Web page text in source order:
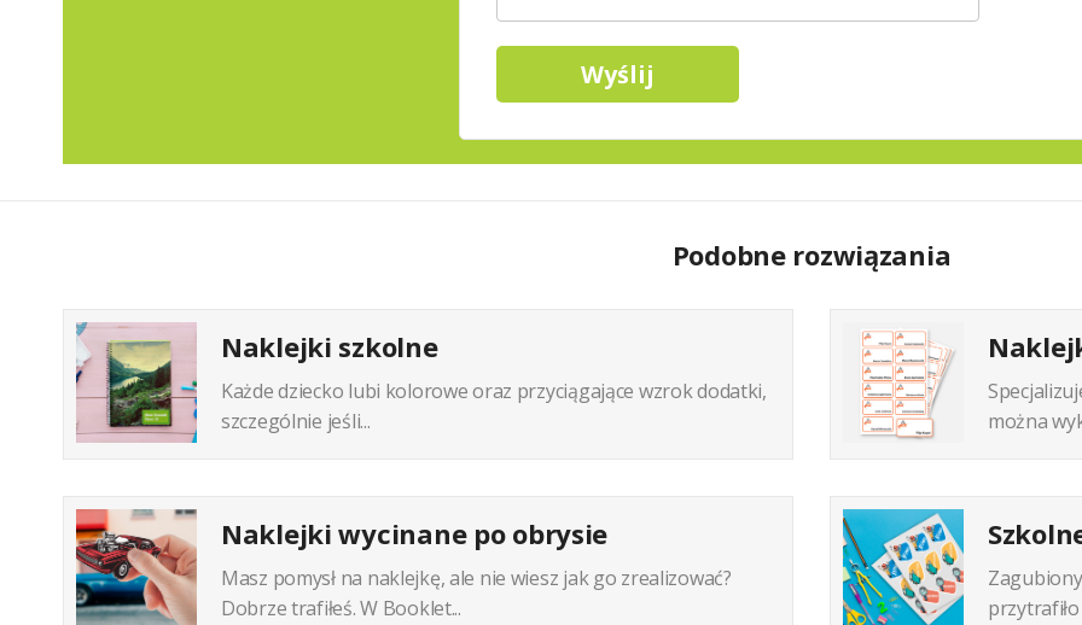
Podobne rozwiązania
Naklejki szkolne
Każde dziecko lubi kolorowe oraz przyciągające wzrok dodatki,
szczególnie jeśli...
można
Naklejki wycinane po obrysie
Masz pomysł na naklejkę, ale nie wiesz jak go zrealizować?
Dobrze trafiłeś. W Booklet...